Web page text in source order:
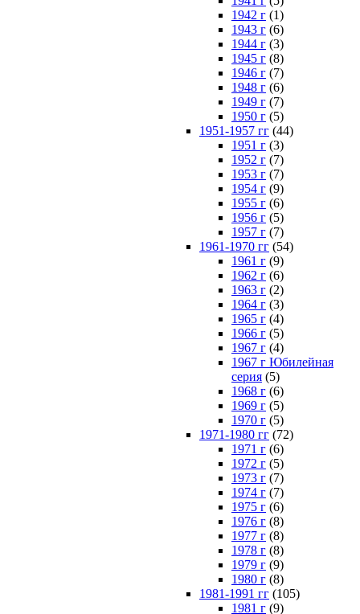
1942 г (1)
1943 г (6)
1944 г (3)
1945 г (8)
1946 г (7)
1948 г (6)
1949 г (7)
1950 г (5)
1951-1957 гг (44)
1951 г (3)
1952 г (7)
1953 г (7)
1954 г (9)
1955 г (6)
1956 г (5)
1957 г (7)
1961-1970 гг (54)
1961 г (9)
1962 г (6)
1963 г (2)
1964 г (3)
1965 г (4)
1966 г (5)
1967 г (4)
1967 г Юбилейная
серия (5)
1968 г (6)
1969 г (5)
1970 г (5)
1971-1980 гг (72)
1971 г (6)
1972 г (5)
1973 г (7)
1974 г (7)
1975 г (6)
1976 г (8)
1977 г (8)
1978 г (8)
1979 г (9)
1980 г (8)
1981-1991 гг (105)
1981 г (9)